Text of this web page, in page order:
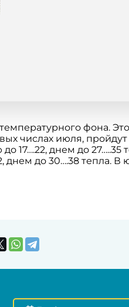
фона.
числах июля,
днем до 27…..35
до 30….38 тепла.